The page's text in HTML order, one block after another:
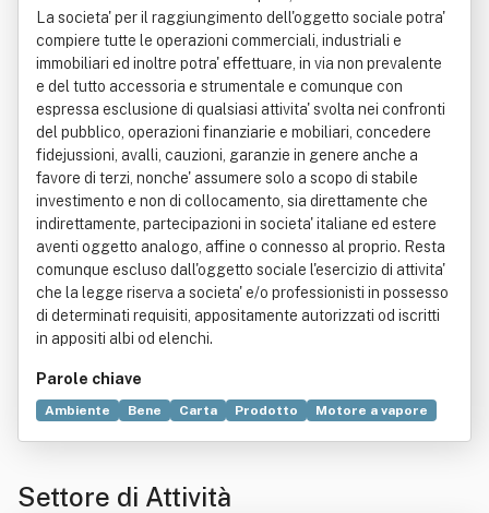
La societa' per il raggiungimento dell'oggetto sociale potra'
compiere tutte le operazioni commerciali, industriali e
immobiliari ed inoltre potra' effettuare, in via non prevalente
e del tutto accessoria e strumentale e comunque con
espressa esclusione di qualsiasi attivita' svolta nei confronti
del pubblico, operazioni finanziarie e mobiliari, concedere
fidejussioni, avalli, cauzioni, garanzie in genere anche a
favore di terzi, nonche' assumere solo a scopo di stabile
investimento e non di collocamento, sia direttamente che
indirettamente, partecipazioni in societa' italiane ed estere
aventi oggetto analogo, affine o connesso al proprio. Resta
comunque escluso dall'oggetto sociale l'esercizio di attivita'
che la legge riserva a societa' e/o professionisti in possesso
di determinati requisiti, appositamente autorizzati od iscritti
in appositi albi od elenchi.
Parole chiave
Ambiente Bene Carta Prodotto
Motore a vapore
Elettrodomestici
Servizio
Settore di Attività